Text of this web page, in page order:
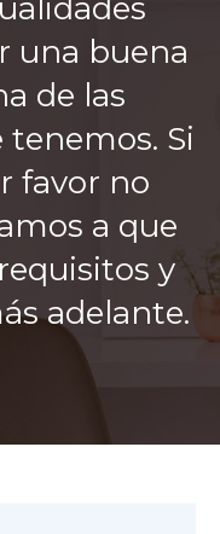
una buena
de las
Si
favor no
a que
y
adelante.